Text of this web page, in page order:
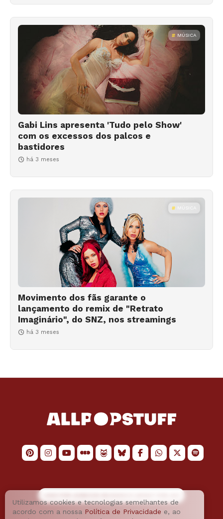
MÚSICA
Gabi Lins apresenta 'Tudo pelo Show'
com os excessos dos palcos e
bastidores
há 3 meses
MÚSICA
Movimento dos fãs garante o
lançamento do remix de "Retrato
Imaginário", do SNZ, nos streamings
há 3 meses
Utilizamos cookies e tecnologias semelhantes de
acordo com a nossa Política de Privacidade e, ao